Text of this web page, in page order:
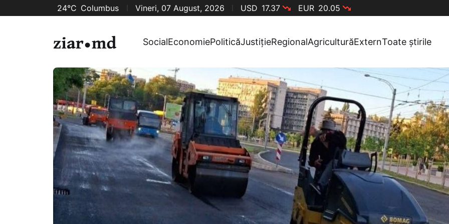
24°C Columbus Vineri, 07 August, 2026 USD 17.37 EUR 20.05
SocialEconomiePoliticăJustițieRegionalAgriculturăExternToate știrile